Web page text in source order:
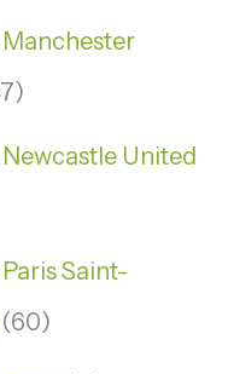
United
Saint-
60